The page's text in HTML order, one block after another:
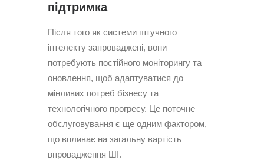
підтримка
Після того як системи штучного
інтелекту запроваджені, вони
потребують постійного моніторингу та
оновлення, щоб адаптуватися до
мінливих потреб бізнесу та
технологічного прогресу. Це поточне
обслуговування є ще одним фактором,
що впливає на загальну вартість
впровадження ШІ.